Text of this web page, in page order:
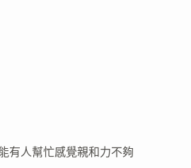
有人幫忙感覺親和力不夠